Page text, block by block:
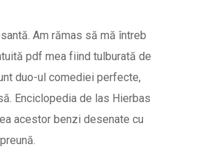
Am rămas să mă întreb
pdf mea fiind tulburată de
duo-ul comediei perfecte,
Enciclopedia de las Hierbas
acestor benzi desenate cu